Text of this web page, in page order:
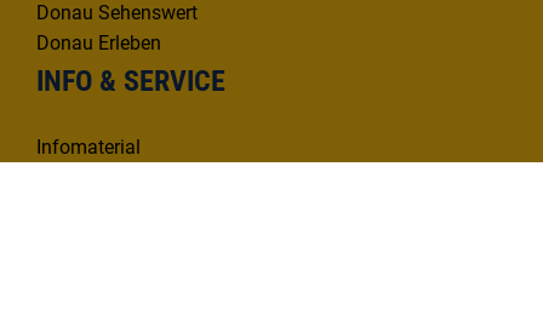
Donau Sehenswert
Donau Erleben
INFO & SERVICE
Infomaterial